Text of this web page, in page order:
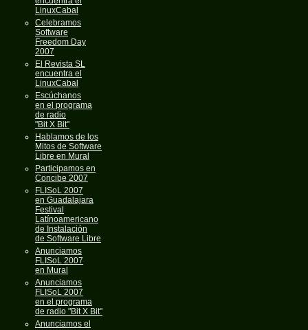
LinuxCabal
Celebramos
Software
Freedom Day
2007
El Revista SL
encuentra el
LinuxCabal
Escúchanos
en el programa
de radio
"Bit X Bit"
Hablamos de los
Mitos de Software
Libre en Mural
Participamos en
Concibe 2007
FLISoL 2007
en Guadalajara
Festival
Latínoamericano
de Instalación
de Software Libre
Anunciamos
FLISoL 2007
en Mural
Anunciamos
FLISoL 2007
en el programa
de radio "Bit X Bit"
Anunciamos el